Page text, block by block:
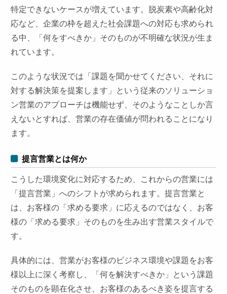
特定できないケースが増えています。脱炭素や高齢化対
応など、企業の枠を超えた社会課題への対応も求められ
る中、「何をすべきか」そのものが不明確な状況が生ま
れています。
このような状況では「課題を聞かせてください、それに
対する解決策を提案します」という従来のソリューショ
ン営業のアプローチは機能せず、そのようなことしか言
えないとすれば、営業の存在価値が問われることになり
ます。
提言営業とは何か
こうした環境変化に対応するため、これからの営業には
「提言営業」へのシフトが求められます。提言営業と
は、お客様の「求める要求」に応えるのではなく、お客
様の「求める要求」そのものを生み出す営業スタイルで
す。
具体的には、営業がお客様のビジネス環境や課題をお客
様以上に深く考察し、「何を解決すべきか」という課題
そのものを顕在化させ、お客様のあるべき姿を提言する